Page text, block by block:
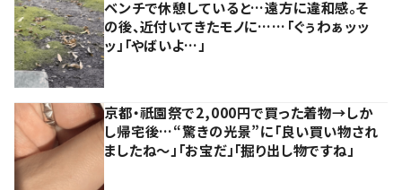
ベンチで休憩していると…遠方に違和感。そ
の後、近付いてきたモノに……「ぐぅわぁッッ
ッ」「やばいよ…」
京都・祇園祭で2,000円で買った着物→しか
し帰宅後…“驚きの光景”に「良い買い物され
ましたね～」「お宝だ」「掘り出し物ですね」